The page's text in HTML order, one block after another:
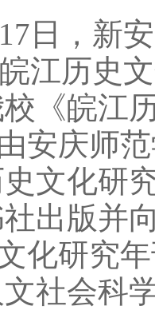
17 日，新
皖江历史
《皖江
安庆师
文化研
出版并
化研究
社会科